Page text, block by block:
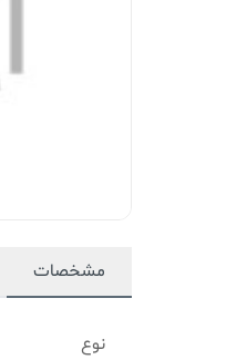
مشخصات
نوع